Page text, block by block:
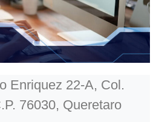
Enriquez 22-A, Col.
76030, Queretaro